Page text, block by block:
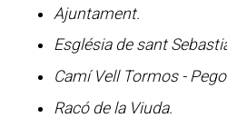
Ajuntament.
Església de sant
Camí Vell Tormos -
Racó de la Viuda.